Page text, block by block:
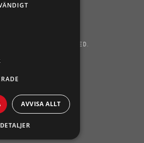
ALL RIGHTS RESERVED.
AVVISA ALLT